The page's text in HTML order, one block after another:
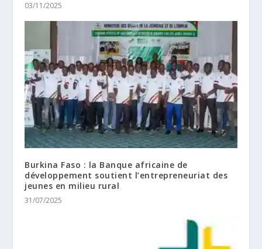
03/11/2025
Burkina Faso : la Banque africaine de
développement soutient l’entrepreneuriat des
jeunes en milieu rural
31/07/2025